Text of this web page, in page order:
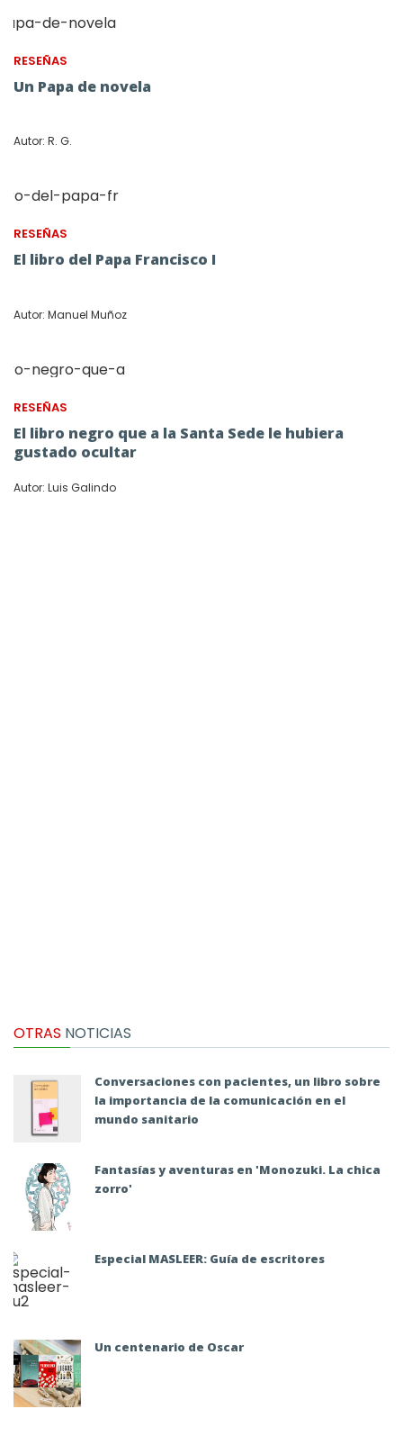
RESEÑAS
Un Papa de novela
Autor: R. G.
RESEÑAS
El libro del Papa Francisco I
Autor: Manuel Muñoz
RESEÑAS
El libro negro que a la Santa Sede le hubiera
gustado ocultar
Autor: Luis Galindo
OTRAS NOTICIAS
Conversaciones con pacientes, un libro sobre
la importancia de la comunicación en el
mundo sanitario
Fantasías y aventuras en 'Monozuki. La chica
zorro'
Especial MASLEER: Guía de escritores
Un centenario de Oscar